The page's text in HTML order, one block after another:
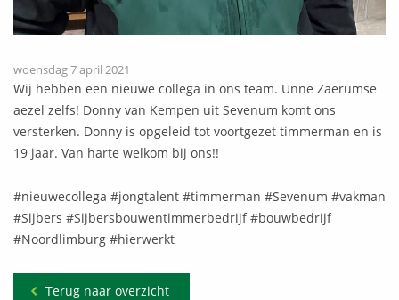
woensdag 7 april 2021
Wij hebben een nieuwe collega in ons team. Unne Zaerumse
aezel zelfs! Donny van Kempen uit Sevenum komt ons
versterken. Donny is opgeleid tot voortgezet timmerman en is
19 jaar. Van harte welkom bij ons!!
#nieuwecollega #jongtalent #timmerman #Sevenum #vakman
#Sijbers #Sijbersbouwentimmerbedrijf #bouwbedrijf
#Noordlimburg #hierwerkt
Terug naar overzicht